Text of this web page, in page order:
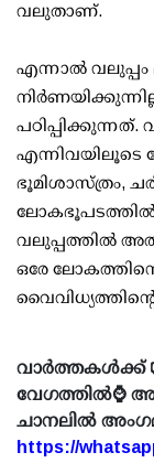
വലുതാണ്.
എന്നാൽ വലുപ്പം
എന്നിവയിലൂടെ
ഭൂമിശാസ്ത്രം,
ലോകഭൂപടത്തിൽ
വലുപ്പത്തിൽ
ഒരേ
വാർത്തകൾക്ക്
വേഗത്തിൽ⌚
ചാനലിൽ
https://